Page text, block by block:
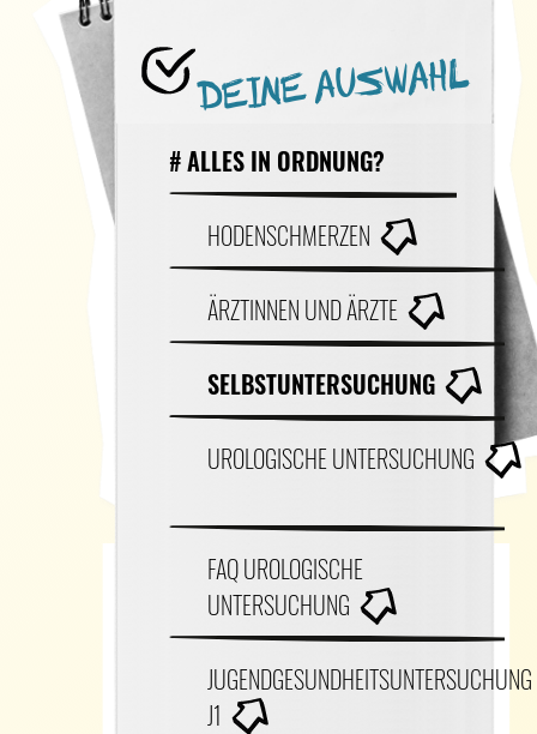
DEINE AUSWAHL
# ALLES IN ORDNUNG?
HODENSCHMERZEN
ÄRZTINNEN UND ÄRZTE
SELBSTUNTERSUCHUNG
UROLOGISCHE UNTERSUCHUNG
FAQ UROLOGISCHE
UNTERSUCHUNG
JUGENDGESUNDHEITSUNTERSUCHUNG
J1